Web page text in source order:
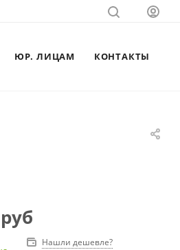
ЮР. ЛИЦАМ КОНТАКТЫ
руб
Нашли дешевле?